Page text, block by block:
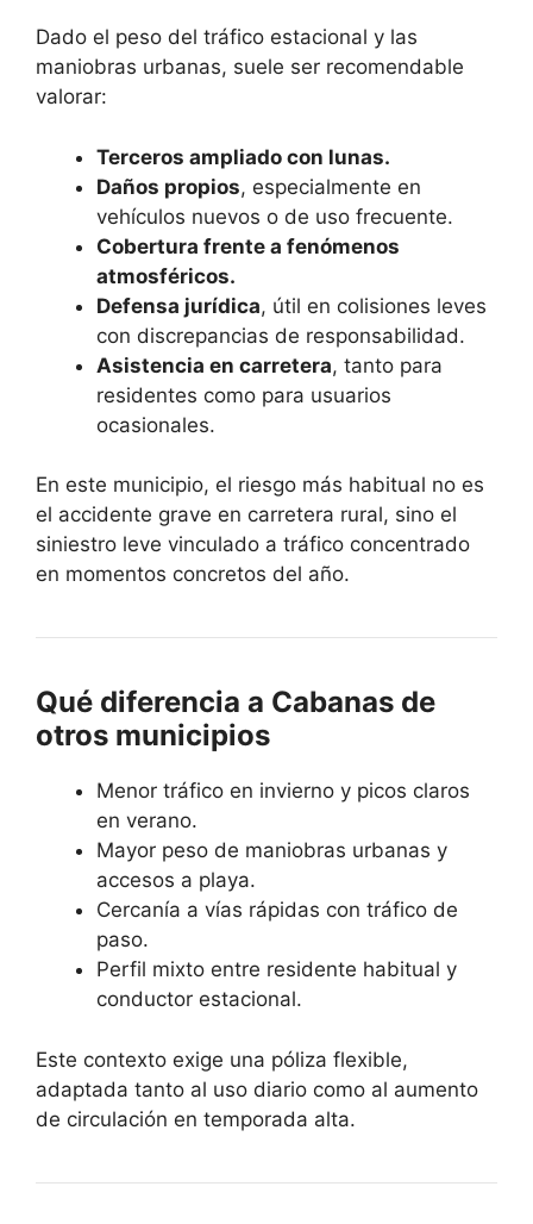
Dado el peso del tráfico estacional y las
maniobras urbanas, suele ser recomendable
valorar:
Terceros ampliado con lunas.
Daños propios, especialmente en
vehículos nuevos o de uso frecuente.
Cobertura frente a fenómenos
atmosféricos.
Defensa jurídica, útil en colisiones leves
con discrepancias de responsabilidad.
Asistencia en carretera, tanto para
residentes como para usuarios
ocasionales.
En este municipio, el riesgo más habitual no es
el accidente grave en carretera rural, sino el
siniestro leve vinculado a tráfico concentrado
en momentos concretos del año.
Qué diferencia a Cabanas de
otros municipios
Menor tráfico en invierno y picos claros
en verano.
Mayor peso de maniobras urbanas y
accesos a playa.
Cercanía a vías rápidas con tráfico de
paso.
Perfil mixto entre residente habitual y
conductor estacional.
Este contexto exige una póliza flexible,
adaptada tanto al uso diario como al aumento
de circulación en temporada alta.